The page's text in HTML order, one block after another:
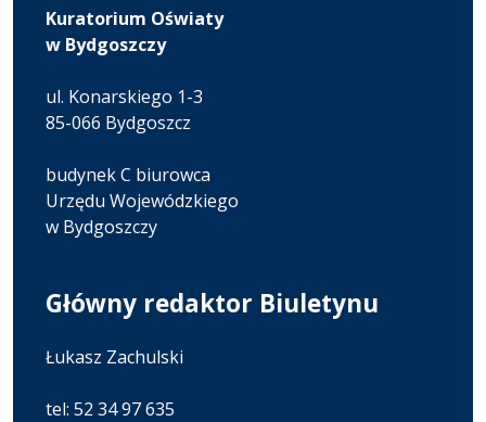
Kuratorium Oświaty
w Bydgoszczy
ul. Konarskiego 1-3
85-066 Bydgoszcz
budynek C biurowca
Urzędu Wojewódzkiego
w Bydgoszczy
Główny redaktor Biuletynu
Łukasz Zachulski
tel: 52 34 97 635